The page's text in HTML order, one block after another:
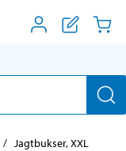
Jagtbukser, XXL